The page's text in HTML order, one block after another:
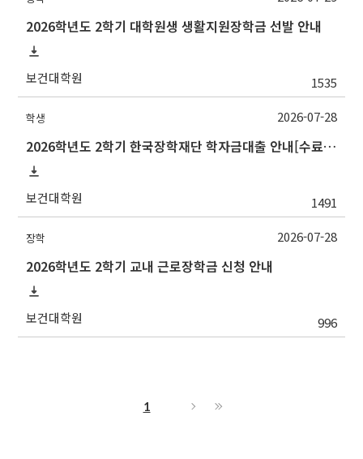
2026학년도 2학기 대학원생 생활지원장학금 선발 안내
보건대학원 1535
학생
2026학년도 2학기 한국장학재단 학자금대출 안내[수료생(연구생)]
보건대학원 1491
2026-07-28
장학
2026학년도 2학기 교내 근로장학금 신청 안내
보건대학원 996
2026-07-28
1